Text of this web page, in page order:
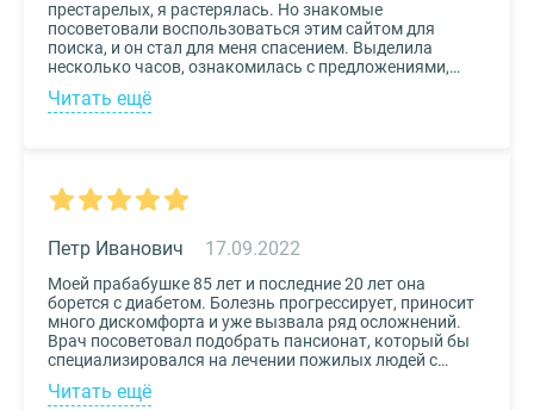
престарелых, я растерялась. Но знакомые
посоветовали воспользоваться этим сайтом для
поиска, и он стал для меня спасением. Выделила
несколько часов, ознакомилась с предложениями,
доступными мне по цене и месту расположения и
выбрала два варианта. Связалась с администрацией
Читать ещё
17.09.2022
Петр Иванович
Моей прабабушке 85 лет и последние 20 лет она
борется с диабетом. Болезнь прогрессирует, приносит
много дискомфорта и уже вызвала ряд осложнений.
Врач посоветовал подобрать пансионат, который бы
специализировался на лечении пожилых людей с
диабетом. К выбору заведения подошли со всей
серьезностью, важно было, чтобы за прабабушкой
Читать ещё